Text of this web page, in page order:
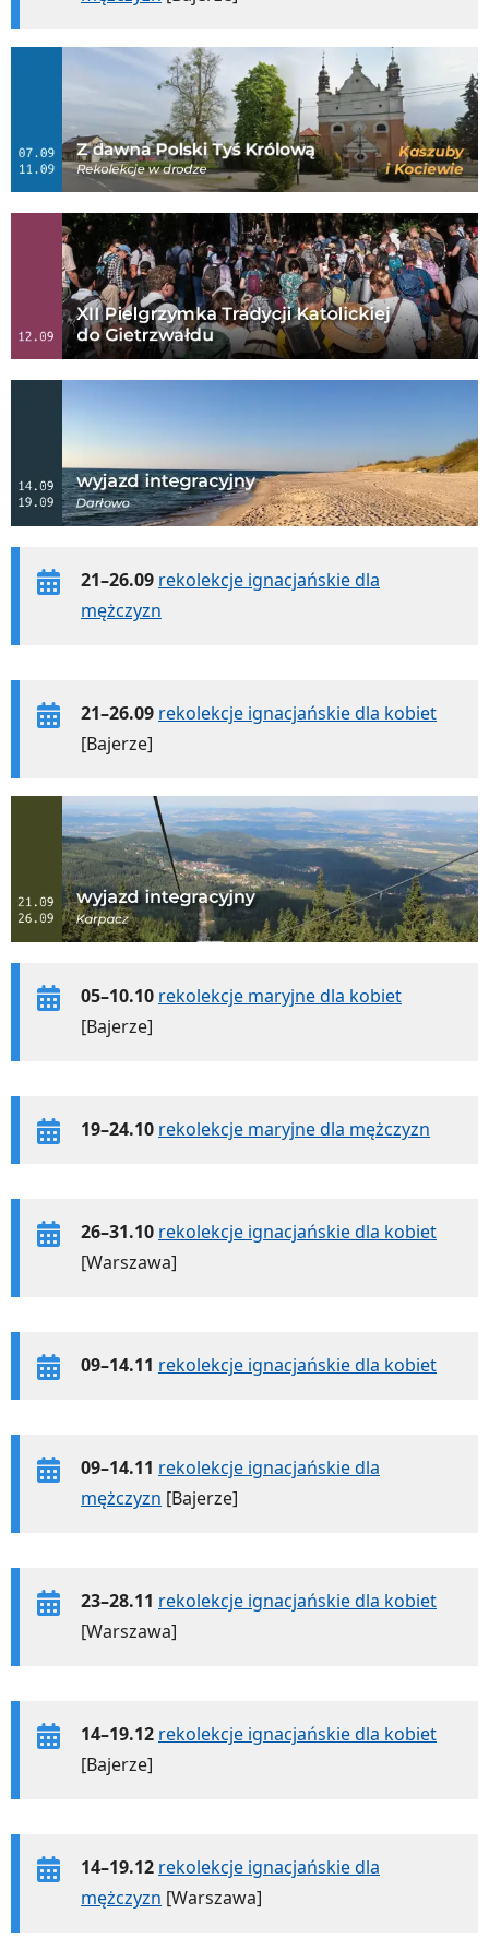
21–26.09 rekolekcje ignacjańskie dla
mężczyzn
21–26.09 rekolekcje ignacjańskie dla kobiet
[Bajerze]
05–10.10 rekolekcje maryjne dla kobiet
[Bajerze]
19–24.10 rekolekcje maryjne dla mężczyzn
26–31.10 rekolekcje ignacjańskie dla kobiet
[Warszawa]
09–14.11 rekolekcje ignacjańskie dla kobiet
09–14.11 rekolekcje ignacjańskie dla
mężczyzn [Bajerze]
23–28.11 rekolekcje ignacjańskie dla kobiet
[Warszawa]
14–19.12 rekolekcje ignacjańskie dla kobiet
[Bajerze]
14–19.12 rekolekcje ignacjańskie dla
mężczyzn [Warszawa]